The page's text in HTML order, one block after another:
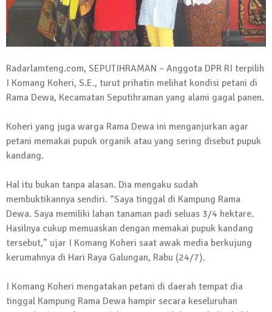
Maling Jebol Plafon Konter HP di
Rumbia, Pelaku Ditangkap di Lamtim
26 Juli 2025 | 10:33
Kejari Geledah Kantor Disporapar
Lamteng Terkait Dugaan Korupsi Dana
Hibah Koni
News Flash
Berikut Jadwal Debat Kandidat Cabup-
Cawabup Lampung Tengah
News Flash
Jumat Berkah SMSI Tulang Bawang
Sasar Sejumlah Warga Kurang Mampu
12 Juli 2024 | 15:15
News Flash
Dengan Semangat Muda, Ida Bagus
Penjaringan Balonkada di DPC PDI P
Lamtim
Radarlamteng.com, SEPUTIHRAMAN – Anggota DPR RI terpilih
I Komang Koheri, S.E., turut prihatin melihat kondisi petani di
Rama Dewa, Kecamatan Seputihraman yang alami gagal panen.
Koheri yang juga warga Rama Dewa ini menganjurkan agar
petani memakai pupuk organik atau yang sering disebut pupuk
kandang.
Hal itu bukan tanpa alasan. Dia mengaku sudah
membuktikannya sendiri. “Saya tinggal di Kampung Rama
Dewa. Saya memiliki lahan tanaman padi seluas 3/4 hektare.
Hasilnya cukup memuaskan dengan memakai pupuk kandang
tersebut,” ujar I Komang Koheri saat awak media berkujung
kerumahnya di Hari Raya Galungan, Rabu (24/7).
I Komang Koheri mengatakan petani di daerah tempat dia
tinggal Kampung Rama Dewa hampir secara keseluruhan